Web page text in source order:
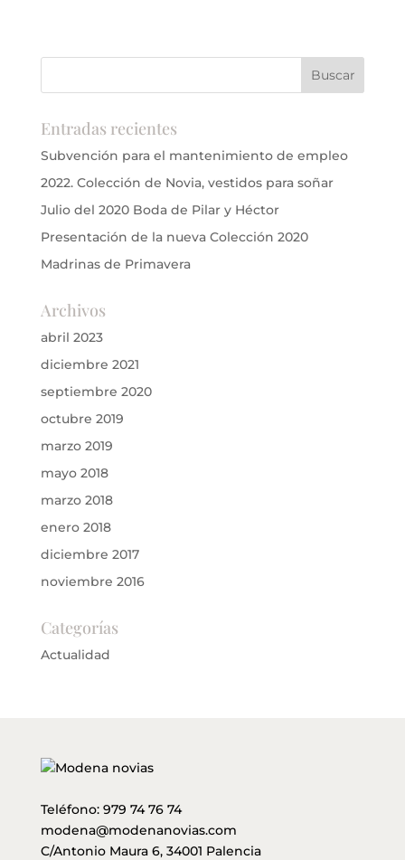
Entradas recientes
Subvención para el mantenimiento de empleo
2022. Colección de Novia, vestidos para soñar
Julio del 2020 Boda de Pilar y Héctor
Presentación de la nueva Colección 2020
Madrinas de Primavera
Archivos
abril 2023
diciembre 2021
septiembre 2020
octubre 2019
marzo 2019
mayo 2018
marzo 2018
enero 2018
diciembre 2017
noviembre 2016
Categorías
Actualidad
Teléfono: 979 74 76 74
modena@modenanovias.com
C/Antonio Maura 6, 34001 Palencia